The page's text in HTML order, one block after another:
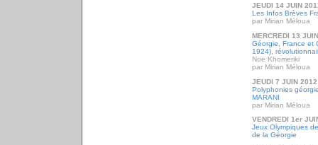
JEUDI 14 JUIN
Les Infos Brèves
par Mirian Méloua
MERCREDI 13
Géorgie, France et
1924),
Noe Khomeriki
par Mirian Méloua
JEUDI 7 JUIN 2012
Polyphonies
MARANI
par Mirian Méloua
VENDREDI 1er
Jeux Olympiques
de la Géorgie